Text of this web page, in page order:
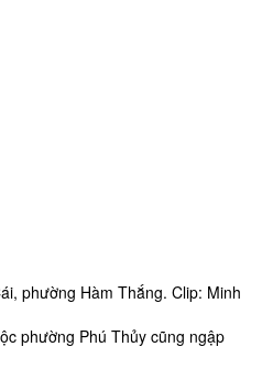
phường Hàm Thắng. Clip: Minh
phường Phú Thủy cũng ngập